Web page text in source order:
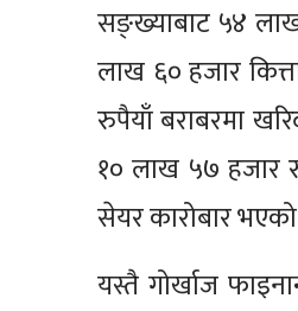
सङ्ख्याबाट ५४
लाख ६० हजार
रुपैयाँ बराबरमा
१० लाख ५७ हजार
सेयर कारोबार
यस्तै गोर्खाज